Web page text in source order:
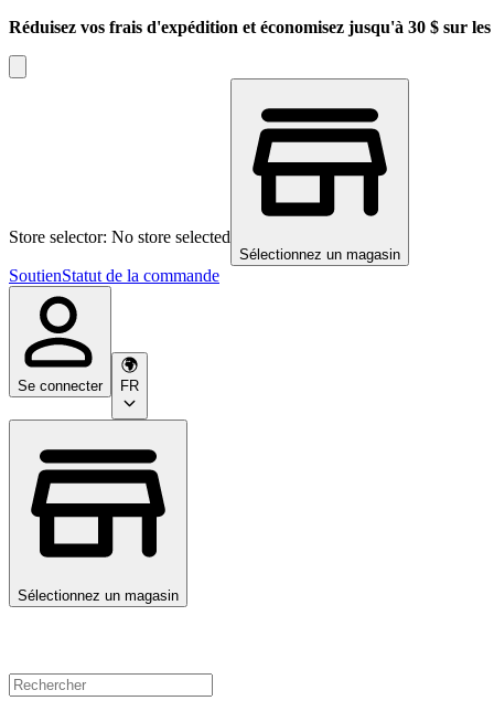
Réduisez vos frais d'expédition et économisez jusqu'à 30 $ sur
Store selector: No store selected
Sélectionnez un magasin
SoutienStatut de la commande
Se connecter FR
Sélectionnez un magasin